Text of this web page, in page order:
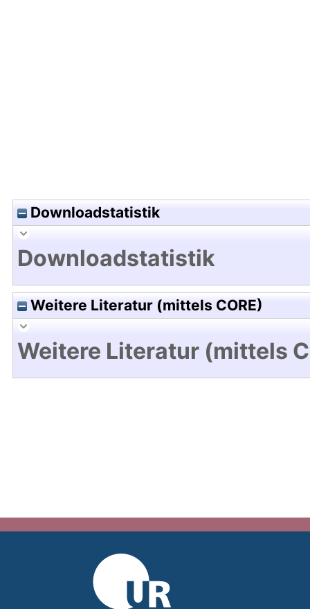
Downloadstatistik
Downloadstatistik
Weitere Literatur (mittels CORE)
Weitere Literatur (mittels